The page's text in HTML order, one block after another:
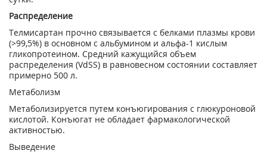
Распределение
Телмисартан прочно связывается с белками плазмы крови
(>99,5%) в основном с альбумином и альфа-1 кислым
гликопротеином. Средний кажущийся объем
распределения (VdSS) в равновесном состоянии составляет
примерно 500 л.
Метаболизм
Метаболизируется путем конъюгирования с глюкуроновой
кислотой. Конъюгат не обладает фармакологической
активностью.
Выведение